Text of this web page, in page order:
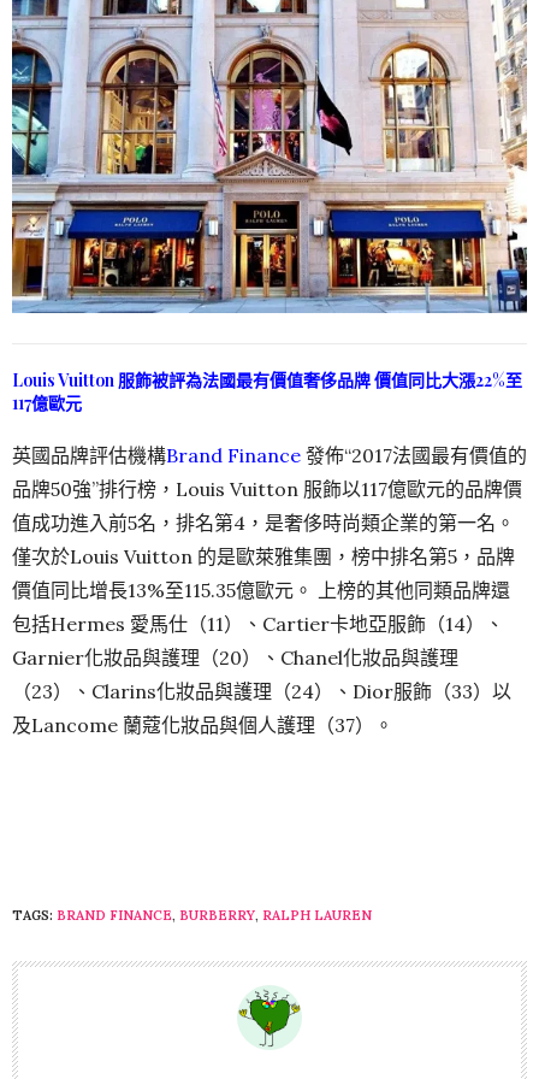
Louis Vuitton 服飾被評為法國最有價值奢侈品牌 價值同比大漲22%至
117億歐元
英國品牌評估機構Brand Finance 發佈“2017法國最有價值的
品牌50強”排行榜，Louis Vuitton 服飾以117億歐元的品牌價
值成功進入前5名，排名第4，是奢侈時尚類企業的第一名。
僅次於Louis Vuitton 的是歐萊雅集團，榜中排名第5，品牌
價值同比增長13%至115.35億歐元。 上榜的其他同類品牌還
包括Hermes 愛馬仕（11）、Cartier卡地亞服飾（14）、
Garnier化妝品與護理（20）、Chanel化妝品與護理
（23）、Clarins化妝品與護理（24）、Dior服飾（33）以
及Lancome 蘭蔻化妝品與個人護理（37）。
TAGS: BRAND FINANCE, BURBERRY, RALPH LAUREN